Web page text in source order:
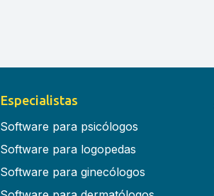
Especialistas
Software para psicólogos
Software para logopedas
Software para ginecólogos